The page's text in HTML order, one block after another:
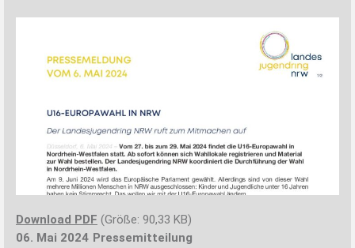
Download PDF (Größe: 90,33 KB)
06. Mai 2024 Pressemitteilung